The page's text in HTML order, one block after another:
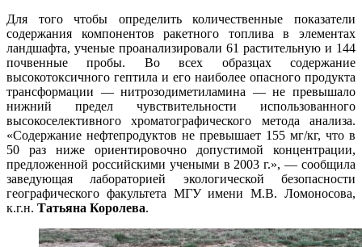
Для того чтобы определить количественные показатели
содержания компонентов ракетного топлива в элементах
ландшафта, ученые проанализировали 61 растительную и 144
почвенные пробы. Во всех образцах содержание
высокотоксичного гептила и его наиболее опасного продукта
трансформации — нитрозодиметиламина — не превышало
нижний предел чувствительности использованного
высокоселективного хроматографического метода анализа.
«Содержание нефтепродуктов не превышает 155 мг/кг, что в
50 раз ниже ориентировочно допустимой концентрации,
предложенной российскими учеными в 2003 г.», — сообщила
заведующая лабораторией экологической безопасности
географического факультета МГУ имени М.В. Ломоносова,
к.г.н. Татьяна Королева.